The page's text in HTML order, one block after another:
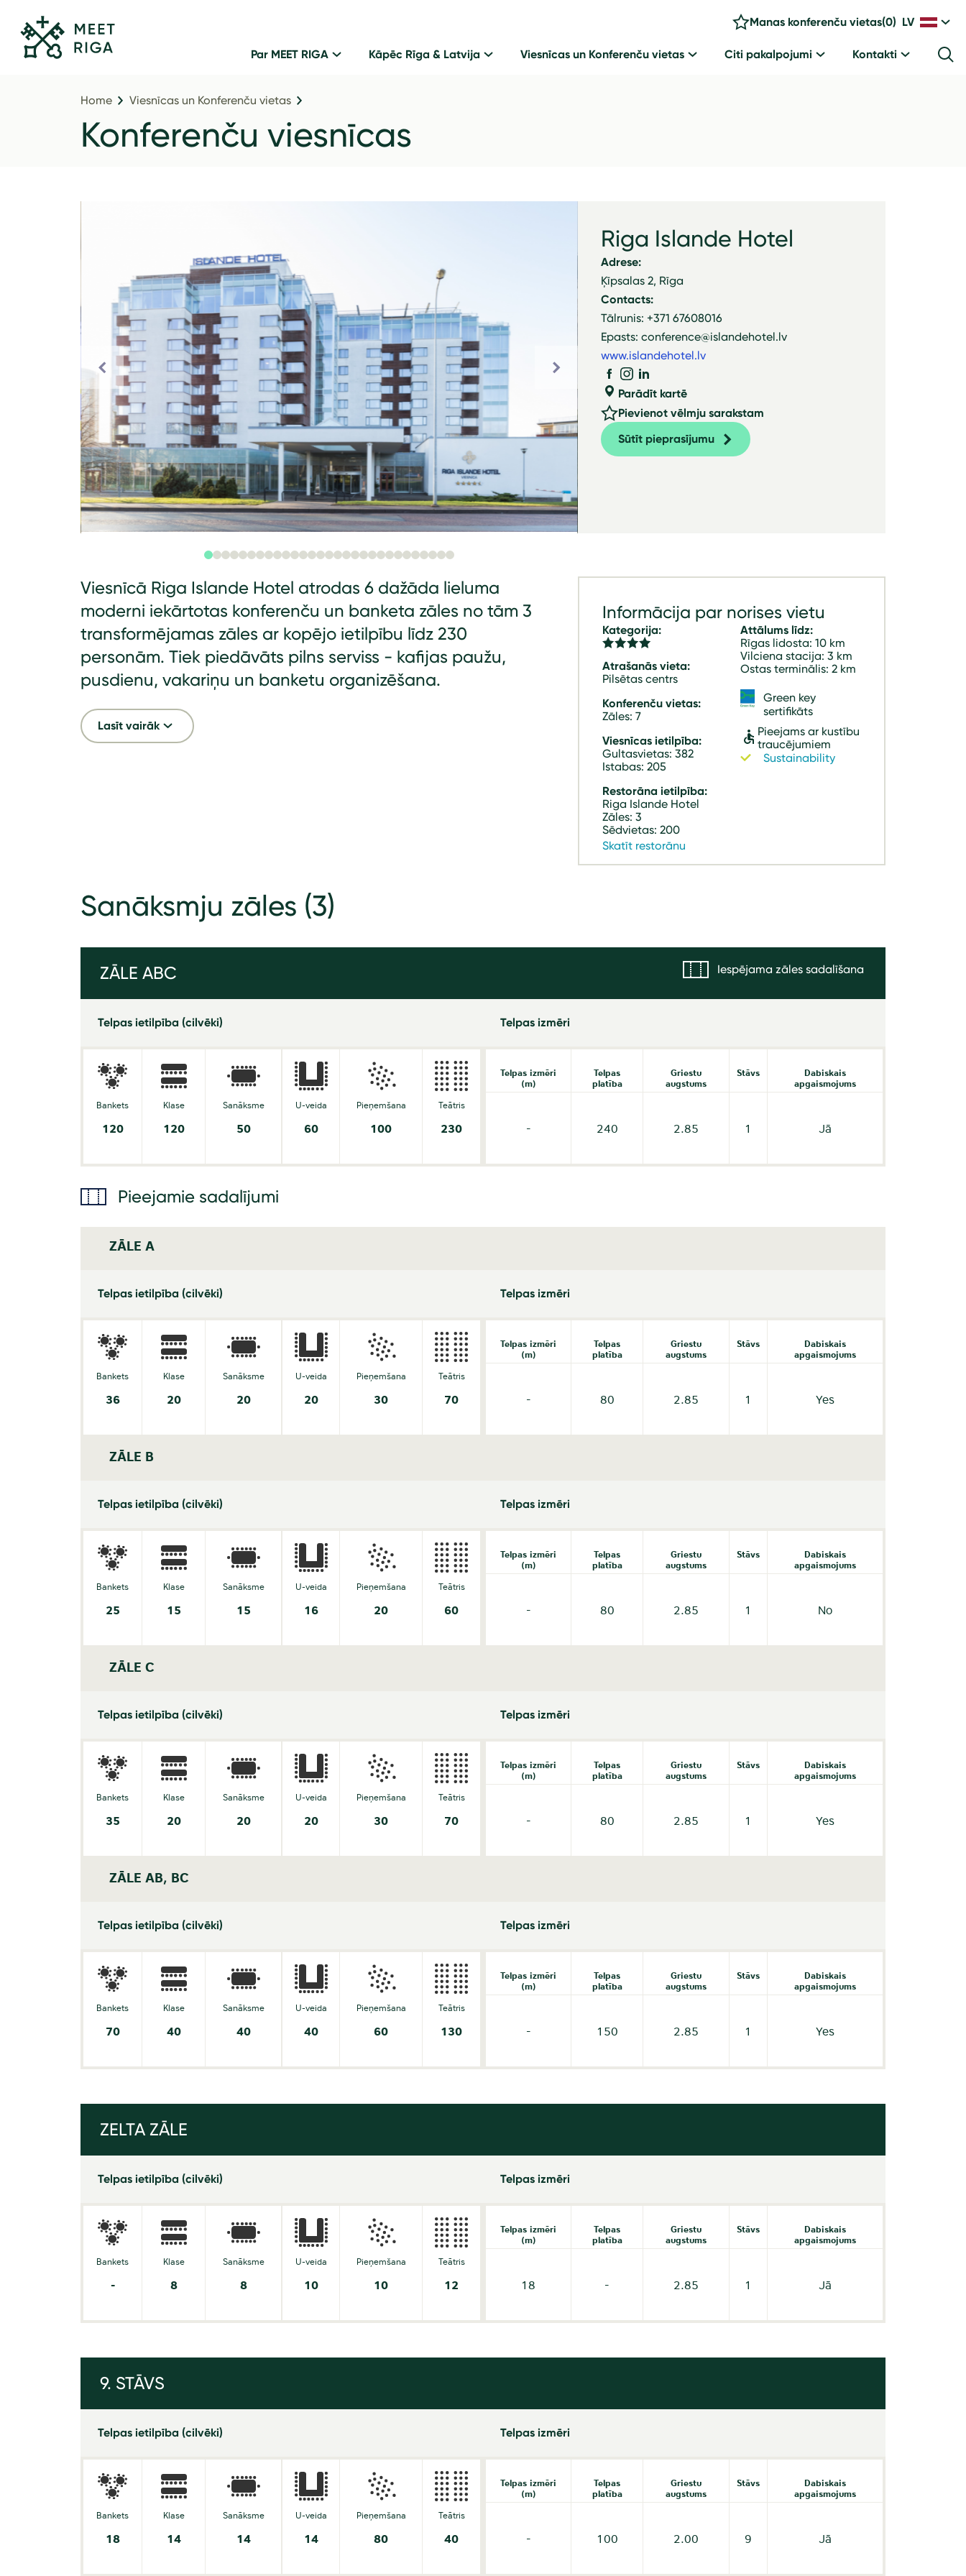
Manas konferenču vietas(0) LV
Par MEET RIGA Kāpēc Rīga & Latvija Viesnīcas un Konferenču vietas Citi pakalpojumi Kontakti
Home Viesnīcas un Konferenču vietas
Konferenču viesnīcas
Riga Islande Hotel
Adrese:
Ķīpsalas 2, Rīga
Contacts:
Tālrunis: +371 67608016
Epasts: conference@islandehotel.lv
www.islandehotel.lv
Parādīt kartē
Pievienot vēlmju sarakstam
Sūtīt pieprasījumu
Viesnīcā Riga Islande Hotel atrodas 6 dažāda lieluma
moderni iekārtotas konferenču un banketa zāles no tām 3
transformējamas zāles ar kopējo ietilpību līdz 230
personām. Tiek piedāvāts pilns serviss - kafijas paužu,
pusdienu, vakariņu un banketu organizēšana.
Lasīt vairāk
Informācija par norises vietu
Kategorija:
Atrašanās vieta:
Pilsētas centrs
Konferenču vietas:
Zāles: 7
Viesnīcas ietilpība:
Gultasvietas: 382
Istabas: 205
Restorāna ietilpība:
Riga Islande Hotel
Zāles: 3
Sēdvietas: 200
Skatīt restorānu
Attālums līdz:
Rīgas lidosta: 10 km
Vilciena stacija: 3 km
Ostas terminālis: 2 km
Green key
sertifikāts
Pieejams ar kustību
traucējumiem
Sustainability
Sanāksmju zāles (3)
ZĀLE ABC Iespējama zāles sadalīšana
Telpas ietilpība (cilvēki)
Bankets
120
Klase
120
Sanāksme
50
U-veida
60
Pieņemšana
100
Teātris
230
Telpas izmēri
Telpas izmēri
(m)
-
Telpas
platība
240
Griestu
augstums
2.85
Stāvs
1
Dabiskais
apgaismojums
Jā
Pieejamie sadalījumi
ZĀLE A
Telpas ietilpība (cilvēki)
Bankets
36
Klase
20
Sanāksme
20
U-veida
20
Pieņemšana
30
Teātris
70
Telpas izmēri
Telpas izmēri
(m)
-
Telpas
platība
80
Griestu
augstums
2.85
Stāvs
1
Dabiskais
apgaismojums
Yes
ZĀLE B
Telpas ietilpība (cilvēki)
Bankets
25
Klase
15
Sanāksme
15
U-veida
16
Pieņemšana
20
Teātris
60
Telpas izmēri
Telpas izmēri
(m)
-
Telpas
platība
80
Griestu
augstums
2.85
Stāvs
1
Dabiskais
apgaismojums
No
ZĀLE C
Telpas ietilpība (cilvēki)
Bankets
35
Klase
20
Sanāksme
20
U-veida
20
Pieņemšana
30
Teātris
70
Telpas izmēri
Telpas izmēri
(m)
-
Telpas
platība
80
Griestu
augstums
2.85
Stāvs
1
Dabiskais
apgaismojums
Yes
ZĀLE AB, BC
Telpas ietilpība (cilvēki)
Bankets
70
Klase
40
Sanāksme
40
U-veida
40
Pieņemšana
60
Teātris
130
Telpas izmēri
Telpas izmēri
(m)
-
Telpas
platība
150
Griestu
augstums
2.85
Stāvs
1
Dabiskais
apgaismojums
Yes
ZELTA ZĀLE
Telpas ietilpība (cilvēki)
Bankets
-
Klase
8
Sanāksme
8
U-veida
10
Pieņemšana
10
Teātris
12
Telpas izmēri
Telpas izmēri
(m)
18
Telpas
platība
-
Griestu
augstums
2.85
Stāvs
1
Dabiskais
apgaismojums
Jā
9. STĀVS
Telpas ietilpība (cilvēki)
Bankets
18
Klase
14
Sanāksme
14
U-veida
14
Pieņemšana
80
Teātris
40
Telpas izmēri
Telpas izmēri
(m)
-
Telpas
platība
100
Griestu
augstums
2.00
Stāvs
9
Dabiskais
apgaismojums
Jā